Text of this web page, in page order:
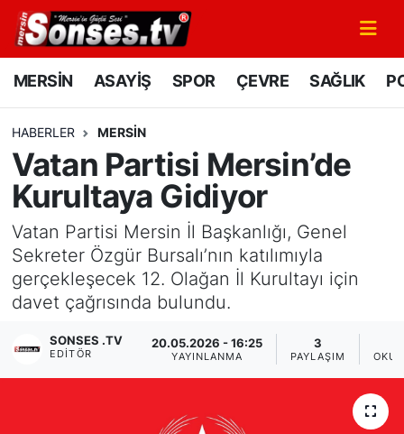
MERSİN ASAYİŞ SPOR ÇEVRE SAĞLIK
HABERLER MERSİN
Vatan Partisi Mersin’de
Kurultaya Gidiyor
Vatan Partisi Mersin İl Başkanlığı, Genel
Sekreter Özgür Bursalı’nın katılımıyla
gerçekleşecek 12. Olağan İl Kurultayı için
davet çağrısında bulundu.
SONSES .TV
EDITÖR
20.05.2026 - 16:25
YAYINLANMA
3
PAYLAŞIM
MERSİN
SPOR
GÜNÜN MANŞETİ
DÜNYA
KÜLTÜR - SANAT
MAGAZİN
Mersin Nöbetçi Eczaneler
Mersin Namaz Vakitleri
Mersin Trafik Yoğunluk Haritası
Süper Lig Puan Durumu ve Fikstür
Tüm Manşetler
Son Dakika Haberleri